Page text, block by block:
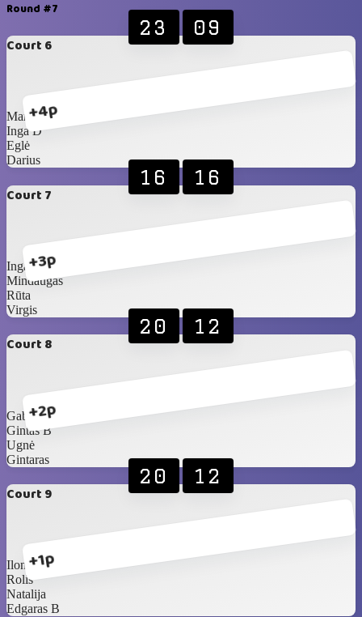
Round #7
Court 6
+4p
23 09
Marius
Inga D
Eglė
Darius
Court 7
+3p
16 16
Inga J
Mindaugas
Rūta
Virgis
Court 8
+2p
20 12
Gabrielė
Gintas B
Ugnė
Gintaras
Court 9
+1p
20 12
Ilona
Rolis
Natalija
Edgaras B